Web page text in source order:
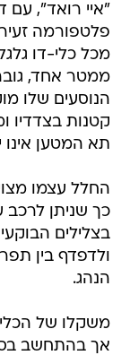
"איי רואד", עם
פלטפורמה
הנוסעים שלו
קטנות בצדדיו
תא המטען אינו
החלל עצמו
כך שניתן לרכב
בצלילים
ולדפדף בין
הנהג.
אך בהתחשב